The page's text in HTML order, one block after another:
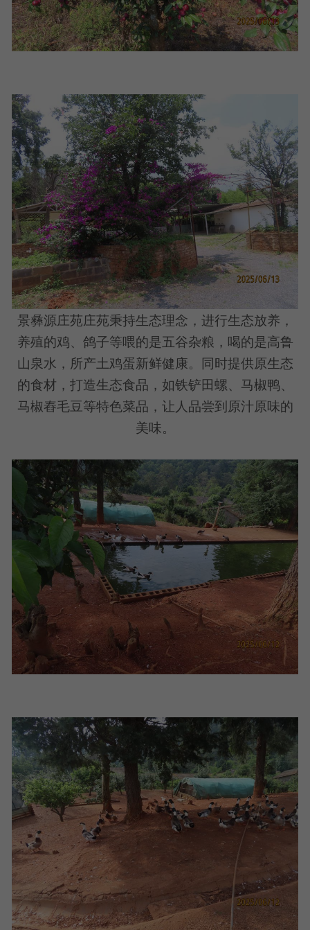
景彝源庄苑庄苑秉持生态理念，进行生态放养，
养殖的鸡、鸽子等喂的是五谷杂粮，喝的是高鲁
山泉水，所产土鸡蛋新鲜健康。同时提供原生态
的食材，打造生态食品，如铁铲田螺、马椒鸭、
马椒舂毛豆等特色菜品，让人品尝到原汁原味的
美味。